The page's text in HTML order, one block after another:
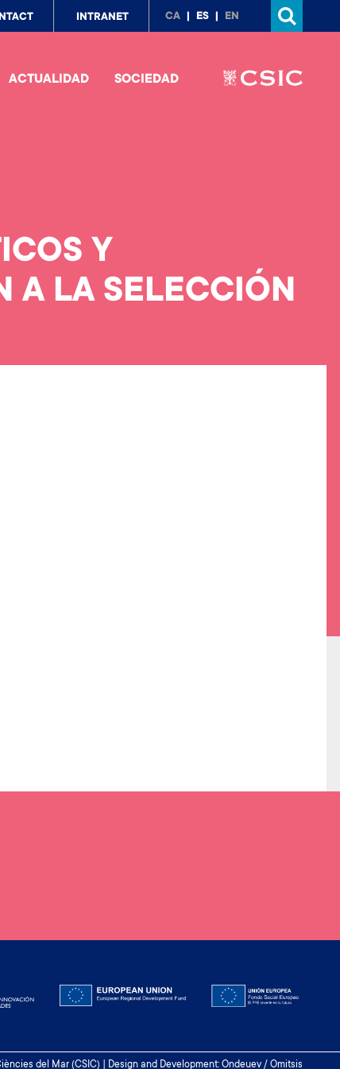
INTRANET CA ES EN
ACTUALIDAD SOCIEDAD
Y
A LA SELECCIÓN
del Mar (CSIC) | Design and Development: Ondeuev / Omitsis